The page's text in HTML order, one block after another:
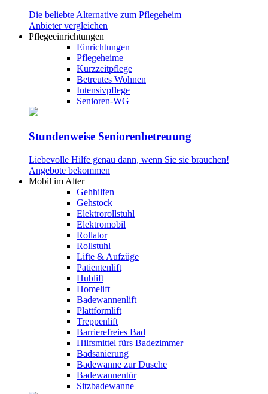
Die beliebte Alternative zum Pflegeheim
Anbieter vergleichen
Pflegeeinrichtungen
Einrichtungen
Pflegeheime
Kurzzeitpflege
Betreutes Wohnen
Intensivpflege
Senioren-WG
Stundenweise Seniorenbetreuung
Liebevolle Hilfe genau dann, wenn Sie sie brauchen!
Angebote bekommen
Mobil im Alter
Gehhilfen
Gehstock
Elektrorollstuhl
Elektromobil
Rollator
Rollstuhl
Lifte & Aufzüge
Patientenlift
Hublift
Homelift
Badewannenlift
Plattformlift
Treppenlift
Barrierefreies Bad
Hilfsmittel fürs Badezimmer
Badsanierung
Badewanne zur Dusche
Badewannentür
Sitzbadewanne